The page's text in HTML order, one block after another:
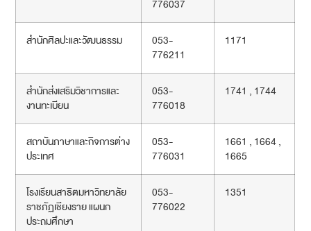
776037
สำนักศิลปะและวัฒนธรรม
053-
776211
1171
สำนักส่งเสริมวิชาการและ
งานทะเบียน
053-
776018
1741 , 1744
สถาบันภาษาและกิจการต่าง
ประเทศ
053-
776031
1661 , 1664 ,
1665
โรงเรียนสาธิตมหาวิทยาลัย
ราชภัฏเชียงราย แผนก
ประถมศึกษา
053-
776022
1351